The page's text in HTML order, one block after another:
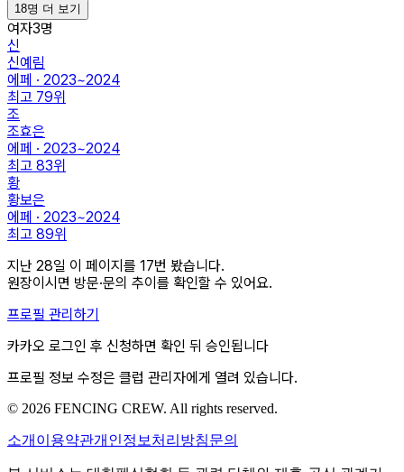
18명 더 보기
여자3명
신
신예림
에페 · 2023~2024
최고 79위
조
조효은
에페 · 2023~2024
최고 83위
황
황보은
에페 · 2023~2024
최고 89위
지난 28일 이 페이지를 17번 봤습니다.
원장이시면 방문·문의 추이를 확인할 수 있어요.
프로필 관리하기
카카오 로그인 후 신청하면 확인 뒤 승인됩니다
프로필 정보 수정은 클럽 관리자에게 열려 있습니다.
© 2026 FENCING CREW. All rights reserved.
소개 이용약관개인정보처리방침문의